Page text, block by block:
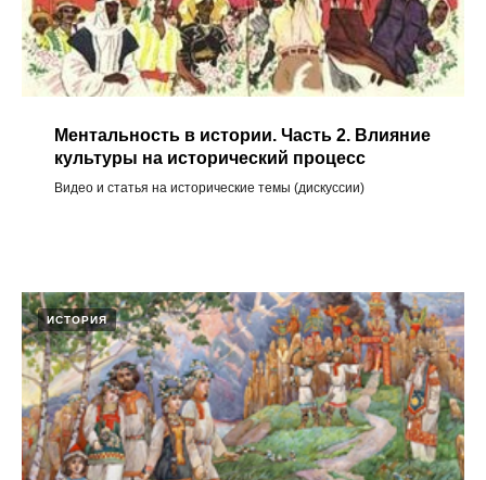
Ментальность в истории. Часть 2. Влияние
культуры на исторический процесс
Видео и статья на исторические темы (дискуссии)
ИСТОРИЯ